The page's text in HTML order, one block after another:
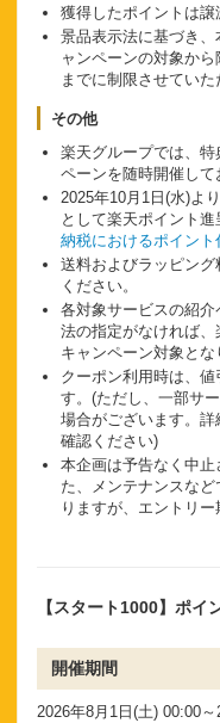
獲得したポイントは譲
景品表示法に基づき
ャンペーンの対象か
までに制限させていた
その他
楽天グループでは、
ペーンを随時開催し
2025年10月1日(水)よ
として楽天ポイント進
納税におけるポイン
送料およびラッピン
ください。
各対象サービスの紹
法の指定がなければ
キャンペーン対象とな
クーポン利用時は、
す。(ただし、一部サ
場合がございます。
確認ください)
本企画は予告なく中
た、メンテナンスな
りますが、エントリー
【スタート1000】ポ
開催期間
2026年8月1日(土) 00:00